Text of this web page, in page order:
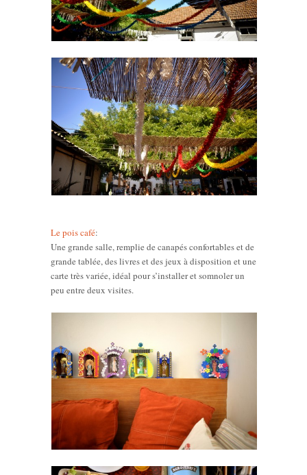
Le pois café:
Une grande salle, remplie de canapés confortables et de
grande tablée, des livres et des jeux à disposition et une
carte très variée, idéal pour s’installer et somnoler un
peu entre deux visites.